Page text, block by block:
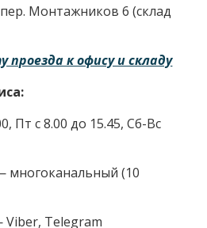
Монтажников 6 (склад
к офису и складу
Пт с 8.00 до 15.45, Сб-Вс
многоканальный (10
Telegram